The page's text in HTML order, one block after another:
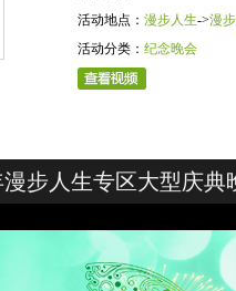
活动地点： 漫步人生->漫
活动分类： 纪念晚会
步人生专区大型庆典